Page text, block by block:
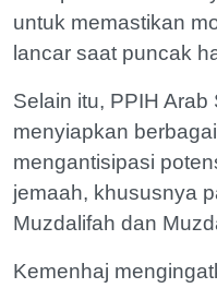
untuk memastikan
lancar saat puncak
Selain itu, PPIH Arab
menyiapkan
mengantisipasi
jemaah, khususnya
Muzdalifah dan
Kemenhaj